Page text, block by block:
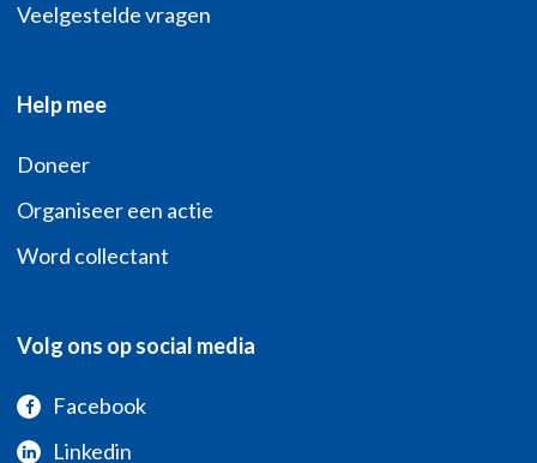
Veelgestelde vragen
Help mee
Doneer
Organiseer een actie
Word collectant
Volg ons op social media
Facebook
Linkedin